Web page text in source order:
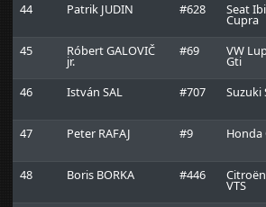
44
Patrik JUDIN #628 Seat
Cupra
45 Róbert GALOVIČ
jr.
#69 VW
Gti
46 István SAL #707 Suzuki
47 Peter RAFAJ #9 Honda
48 Boris BORKA #446
VTS